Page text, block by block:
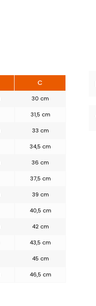
C
30 cm
31,5 cm
33 cm
34,5 cm
36 cm
37,5 cm
39 cm
40,5 cm
42 cm
43,5 cm
45 cm
46,5 cm